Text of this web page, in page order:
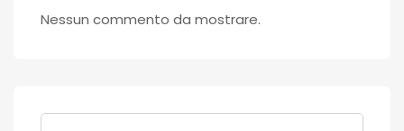
Nessun commento da mostrare.